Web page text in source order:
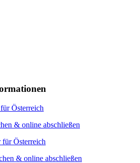
Österreich
& online abschließen
für Österreich
& online abschließen